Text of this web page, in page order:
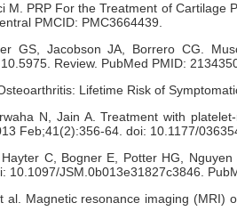
M. PRP For the Treatment of
PMCID: PMC3664439.
GS, Jacobson JA, Borrero CG.
Review. PubMed PMID:
Lifetime Risk of
N, Jain A. Treatment with
Feb;41(2):356-64. doi: 10.1177/
C, Bogner E, Potter HG,
10.1097/JSM.0b013e31827c3846.
al. Magnetic resonance imaging